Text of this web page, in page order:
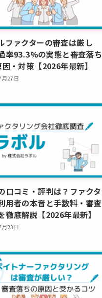
ファクターの審査は厳し
率93.3%の実態と審査落ち
・対策【2026年最新】
27日
口コミ・評判は？ファクタ
用者の本音と手数料・審査
徹底解説【2026年最新】
23日